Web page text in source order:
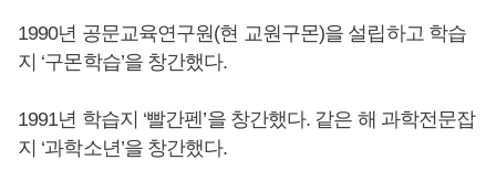
1990년 공문교육연구원(현 교원구몬)을 설립하고 학습
지 ‘구몬학습’을 창간했다.
1991년 학습지 ‘빨간펜’을 창간했다. 같은 해 과학전문잡
지 ‘과학소년’을 창간했다.